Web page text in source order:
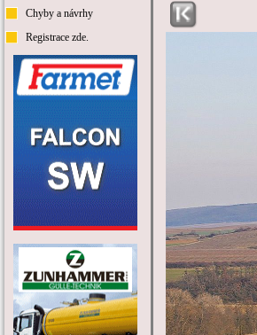
Chyby a návrhy
Registrace zde.